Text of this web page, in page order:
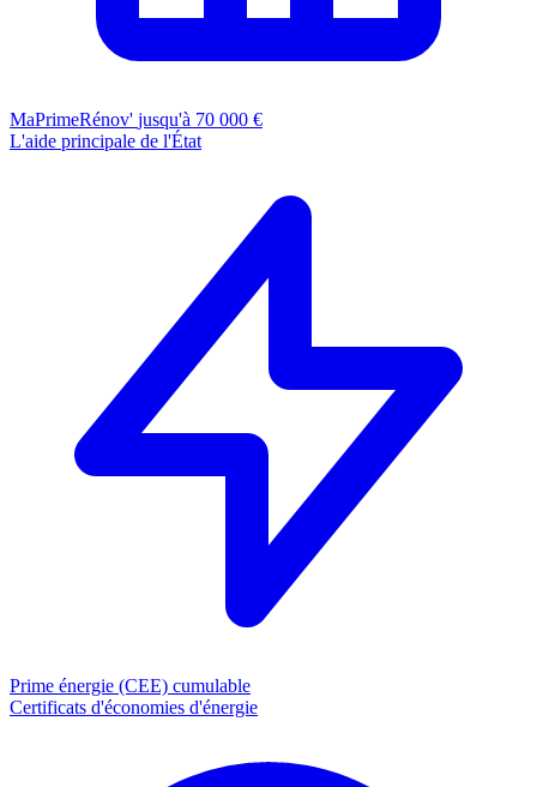
MaPrimeRénov' jusqu'à 70 000 €
L'aide principale de l'État
Prime énergie (CEE) cumulable
Certificats d'économies d'énergie